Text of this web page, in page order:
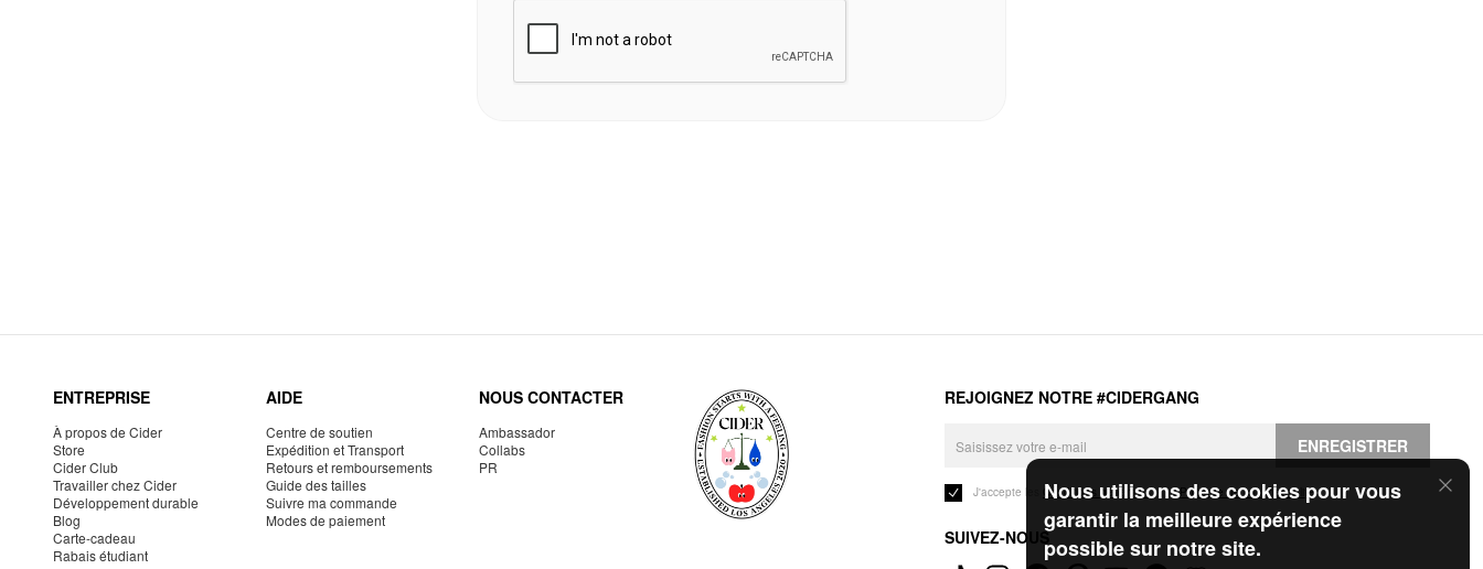
Nous utilisons des cookies pour vous
garantir la meilleure expérience
possible sur notre site.
ENTREPRISE
À propos de Cider
Store
Cider Club
Travailler chez Cider
Développement durable
Blog
Carte-cadeau
Rabais étudiant
AIDE
Centre de soutien
Expédition et Transport
Retours et remboursements
Guide des tailles
Suivre ma commande
Modes de paiement
NOUS CONTACTER
Ambassador
Collabs
PR
REJOIGNEZ NOTRE #CIDERGANG
ENREGISTRER
J'accepte les Conditions généraleset laPolitique de confidentialité.
SUIVEZ-NOUS